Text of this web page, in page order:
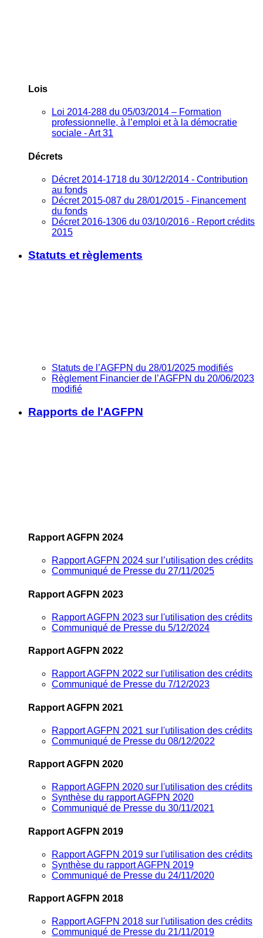
Lois
Loi 2014-288 du 05/03/2014 – Formation
professionnelle, à l’emploi et à la démocratie
sociale - Art 31
Décrets
Décret 2014-1718 du 30/12/2014 - Contribution
au fonds
Décret 2015-087 du 28/01/2015 - Financement
du fonds
Décret 2016-1306 du 03/10/2016 - Report crédits
2015
Statuts et règlements
Statuts de l’AGFPN du 28/01/2025 modifiés
Règlement Financier de l’AGFPN du 20/06/2023
modifié
Rapports de l'AGFPN
Rapport AGFPN 2024
Rapport AGFPN 2024 sur l’utilisation des crédits
Communiqué de Presse du 27/11/2025
Rapport AGFPN 2023
Rapport AGFPN 2023 sur l'utilisation des crédits
Communiqué de Presse du 5/12/2024
Rapport AGFPN 2022
Rapport AGFPN 2022 sur l'utilisation des crédits
Communiqué de Presse du 7/12/2023
Rapport AGFPN 2021
Rapport AGFPN 2021 sur l'utilisation des crédits
Communiqué de Presse du 08/12/2022
Rapport AGFPN 2020
Rapport AGFPN 2020 sur l'utilisation des crédits
Synthèse du rapport AGFPN 2020
Communiqué de Presse du 30/11/2021
Rapport AGFPN 2019
Rapport AGFPN 2019 sur l'utilisation des crédits
Synthèse du rapport AGFPN 2019
Communiqué de Presse du 24/11/2020
Rapport AGFPN 2018
Rapport AGFPN 2018 sur l'utilisation des crédits
Communiqué de Presse du 21/11/2019